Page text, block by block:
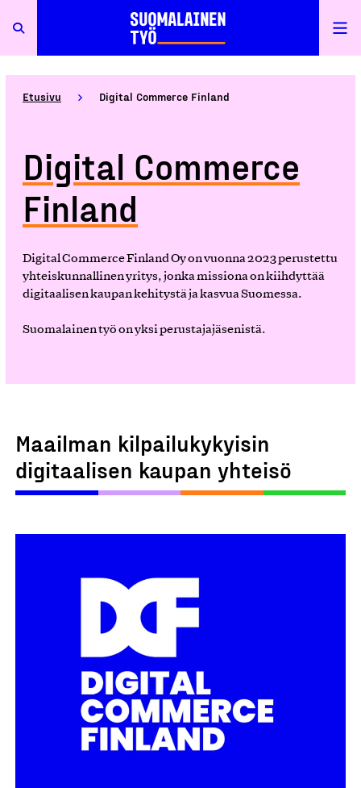
Etusivu Digital Commerce Finland
Digital Commerce
Finland
Digital Commerce Finland Oy on vuonna 2023 perustettu
yhteiskunnallinen yritys, jonka missiona on kiihdyttää
digitaalisen kaupan kehitystä ja kasvua Suomessa.
Suomalainen työ on yksi perustajajäsenistä.
Maailman kilpailukykyisin
digitaalisen kaupan yhteisö